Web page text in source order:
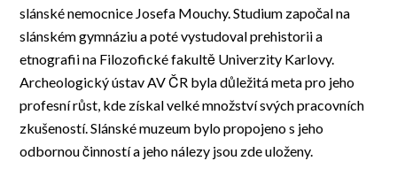
slánské nemocnice Josefa Mouchy. Studium započal na
slánském gymnáziu a poté vystudoval prehistorii a
etnografii na Filozofické fakultě Univerzity Karlovy.
Archeologický ústav AV ČR byla důležitá meta pro jeho
profesní růst, kde získal velké množství svých pracovních
zkušeností. Slánské muzeum bylo propojeno s jeho
odbornou činností a jeho nálezy jsou zde uloženy.